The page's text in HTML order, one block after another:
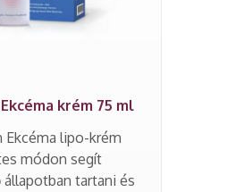
krém 75 ml
Ekcéma lipo-krém
módon segít
tartani és